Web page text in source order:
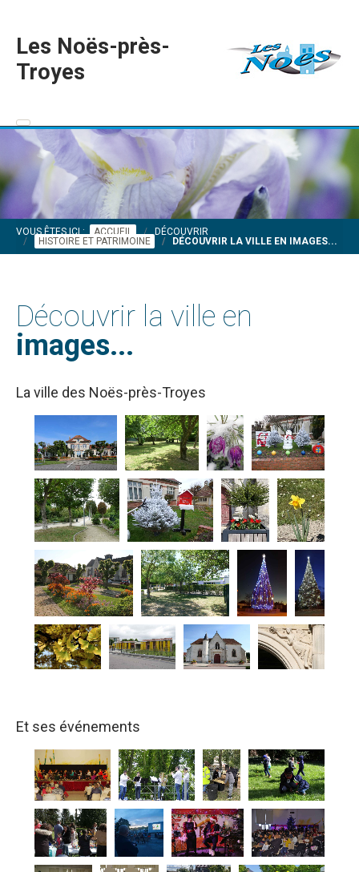
Les Noës-près-
Troyes
VOUS ÊTES ICI : ACCUEIL
DÉCOUVRIR
HISTOIRE ET PATRIMOINE
DÉCOUVRIR LA VILLE EN IMAGES...
Découvrir la ville en
images...
La ville des Noës-près-Troyes
Et ses événements